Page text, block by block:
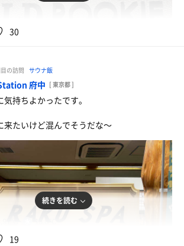
し中華そば
おつまみセット
30
の訪問 サウナ飯
府中 [ 東京都 ]
持ちよかったです。
来たいけど混んでそうだな〜
続きを読む
19